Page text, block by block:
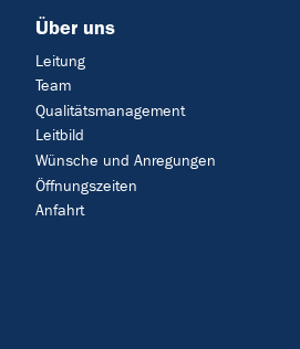
Über uns
Leitung
Team
Qualitätsmanagement
Leitbild
Wünsche und Anregungen
Öffnungszeiten
Anfahrt